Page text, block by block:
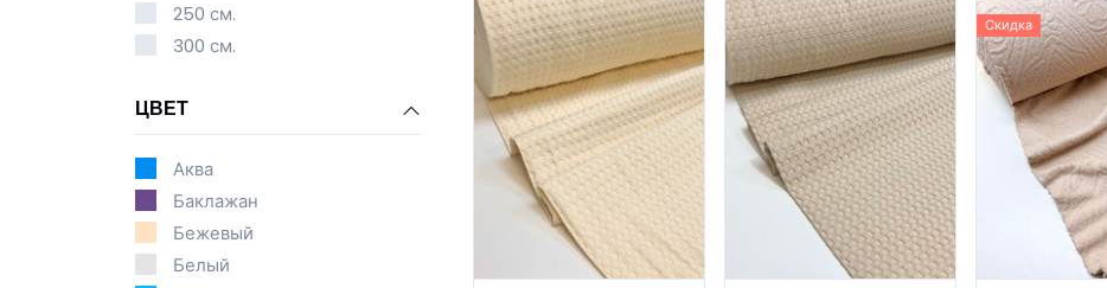
250 см.
300 см.
ЦВЕТ
Аква
Баклажан
Бежевый
Белый
Скидка